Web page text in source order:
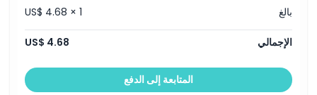
بالغ
US$ 4.68 × 1
الإجمالي US$ 4.68
المتابعة إلى الدفع